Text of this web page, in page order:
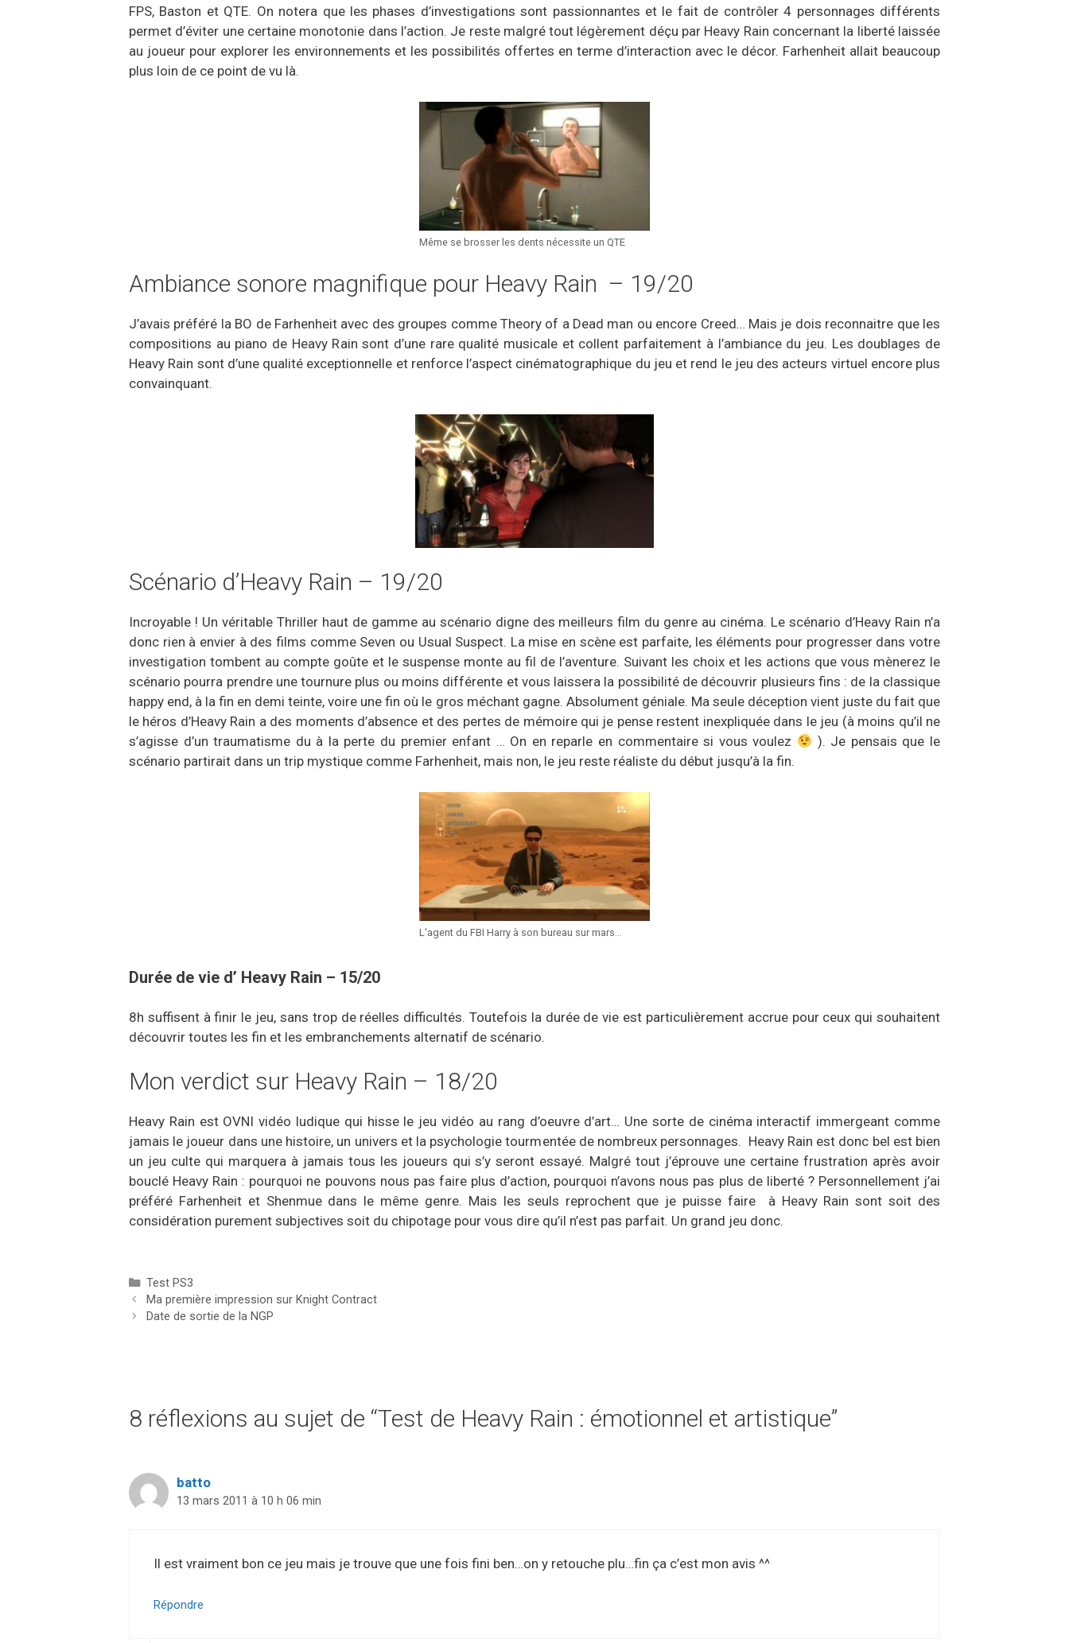
FPS, Baston et QTE. On notera que les phases d’investigations sont passionnantes et le fait de contrôler 4 personnages différents
permet d’éviter une certaine monotonie dans l’action. Je reste malgré tout légèrement déçu par Heavy Rain concernant la liberté laissée
au joueur pour explorer les environnements et les possibilités offertes en terme d’interaction avec le décor. Farhenheit allait beaucoup
plus loin de ce point de vu là.
Même se brosser les dents nécessite un QTE
Ambiance sonore magnifique pour Heavy Rain – 19/20
J’avais préféré la BO de Farhenheit avec des groupes comme Theory of a Dead man ou encore Creed… Mais je dois reconnaitre que les
compositions au piano de Heavy Rain sont d’une rare qualité musicale et collent parfaitement à l’ambiance du jeu. Les doublages de
Heavy Rain sont d’une qualité exceptionnelle et renforce l’aspect cinématographique du jeu et rend le jeu des acteurs virtuel encore plus
convainquant.
Scénario d’Heavy Rain – 19/20
Incroyable ! Un véritable Thriller haut de gamme au scénario digne des meilleurs film du genre au cinéma. Le scénario d’Heavy Rain n’a
donc rien à envier à des films comme Seven ou Usual Suspect. La mise en scène est parfaite, les éléments pour progresser dans votre
investigation tombent au compte goûte et le suspense monte au fil de l’aventure. Suivant les choix et les actions que vous mènerez le
scénario pourra prendre une tournure plus ou moins différente et vous laissera la possibilité de découvrir plusieurs fins : de la classique
happy end, à la fin en demi teinte, voire une fin où le gros méchant gagne. Absolument géniale. Ma seule déception vient juste du fait que
le héros d’Heavy Rain a des moments d’absence et des pertes de mémoire qui je pense restent inexpliquée dans le jeu (à moins qu’il ne
s’agisse d’un traumatisme du à la perte du premier enfant … On en reparle en commentaire si vous voulez
). Je pensais que le
scénario partirait dans un trip mystique comme Farhenheit, mais non, le jeu reste réaliste du début jusqu’à la fin.
L'agent du FBI Harry à son bureau sur mars...
Durée de vie d’ Heavy Rain – 15/20
8h suffisent à finir le jeu, sans trop de réelles difficultés. Toutefois la durée de vie est particulièrement accrue pour ceux qui souhaitent
découvrir toutes les fin et les embranchements alternatif de scénario.
Mon verdict sur Heavy Rain – 18/20
Heavy Rain est OVNI vidéo ludique qui hisse le jeu vidéo au rang d’oeuvre d’art… Une sorte de cinéma interactif immergeant comme
jamais le joueur dans une histoire, un univers et la psychologie tourmentée de nombreux personnages. Heavy Rain est donc bel est bien
un jeu culte qui marquera à jamais tous les joueurs qui s’y seront essayé. Malgré tout j’éprouve une certaine frustration après avoir
bouclé Heavy Rain : pourquoi ne pouvons nous pas faire plus d’action, pourquoi n’avons nous pas plus de liberté ? Personnellement j’ai
préféré Farhenheit et Shenmue dans le même genre. Mais les seuls reprochent que je puisse faire à Heavy Rain sont soit des
considération purement subjectives soit du chipotage pour vous dire qu’il n’est pas parfait. Un grand jeu donc.
Catégories
Test PS3
Ma première impression sur Knight Contract
Date de sortie de la NGP
8 réflexions au sujet de “Test de Heavy Rain : émotionnel et artistique”
batto
13 mars 2011 à 10 h 06 min
Il est vraiment bon ce jeu mais je trouve que une fois fini ben…on y retouche plu…fin ça c’est mon avis ^^
Répondre